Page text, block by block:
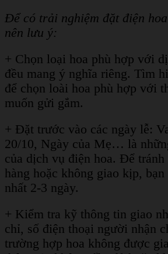
Để có trải nghiệm đặt điện
nên lưu ý:
+ Chọn loại hoa phù hợp với
đều mang ý nghĩa riêng. Tìm
để chọn loài hoa phù hợp với
muốn gửi gắm.
+ Đặt trước vào các ngày lễ:
20/10, Ngày của Mẹ… là
của dịch vụ điện hoa. Để
hàng hoặc không giao kịp,
nhất 2-3 ngày.
+ Kiểm tra kỹ thông tin giao
chỉ, số điện thoại người nhận
trường hợp hoa không được